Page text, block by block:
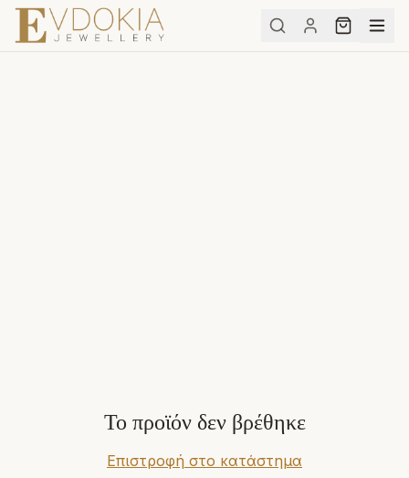
Το προϊόν δεν βρέθηκε
Επιστροφή στο κατάστημα